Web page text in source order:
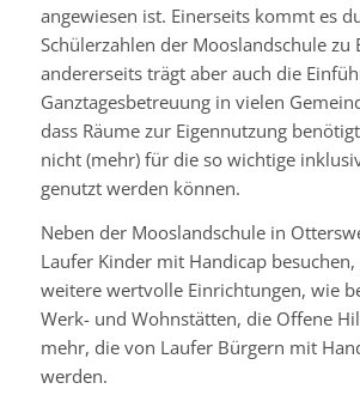
angewiesen ist. Einerseits kommt es
Schülerzahlen der Mooslandschule zu
andererseits trägt aber auch die
Ganztagesbetreuung in vielen
dass Räume zur Eigennutzung
nicht (mehr) für die so wichtige
genutzt werden können.
Neben der Mooslandschule in
Laufer Kinder mit Handicap besuchen,
weitere wertvolle Einrichtungen, wie
Werk- und Wohnstätten, die Offene
mehr, die von Laufer Bürgern mit
werden.